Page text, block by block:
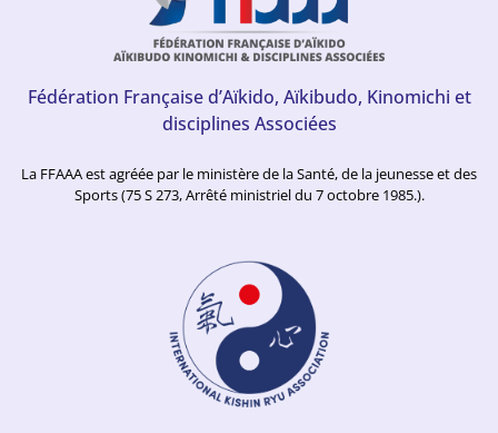
Fédération Française d’Aïkido, Aïkibudo, Kinomichi et
disciplines Associées
La FFAAA est agréée par le ministère de la Santé, de la jeunesse et des
Sports (75 S 273, Arrêté ministriel du 7 octobre 1985.).